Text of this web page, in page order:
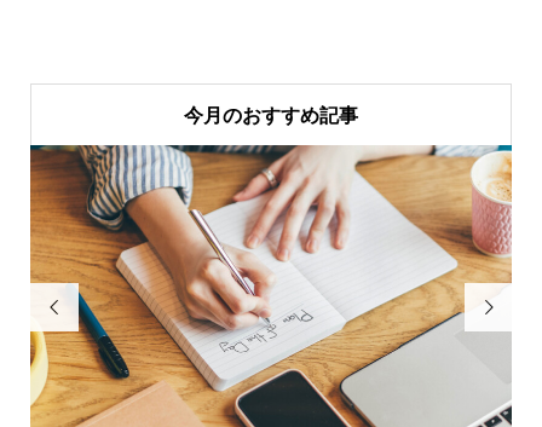
今月のおすすめ記事
 